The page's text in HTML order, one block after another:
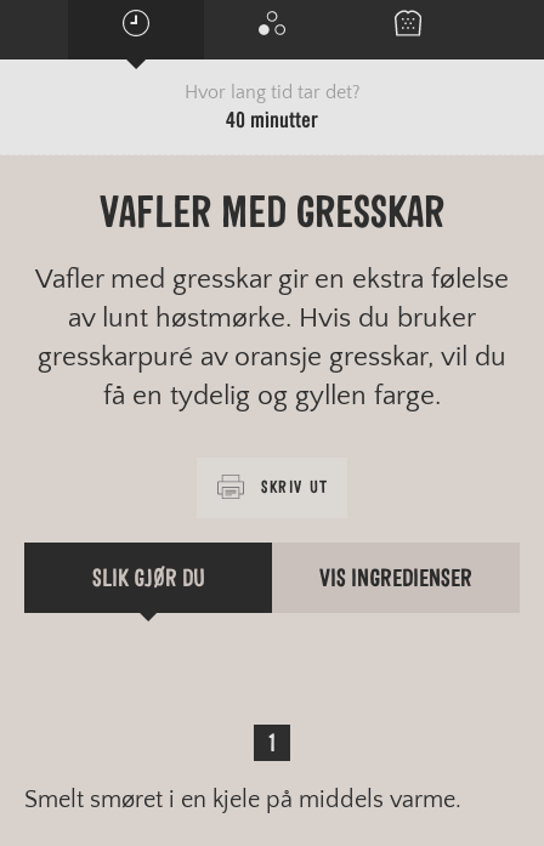
Hvor lang tid tar det?
40 minutter
VAFLER MED GRESSKAR
Vafler med gresskar gir en ekstra følelse
av lunt høstmørke. Hvis du bruker
gresskarpuré av oransje gresskar, vil du
få en tydelig og gyllen farge.
SKRIV UT
SLIK GJØR DU VIS INGREDIENSER
Smelt smøret i en kjele på middels varme.